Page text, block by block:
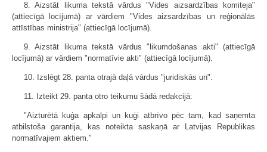
8. Aizstāt likuma tekstā vārdus "Vides aizsardzības komiteja"
(attiecīgā locījumā) ar vārdiem "Vides aizsardzības un reģionālās
attīstības ministrija" (attiecīgā locījumā).
9. Aizstāt likuma tekstā vārdus "likumdošanas akti" (attiecīgā
locījumā) ar vārdiem "normatīvie akti" (attiecīgā locījumā).
10. Izslēgt 28. panta otrajā daļā vārdus "juridiskās un".
11. Izteikt 29. panta otro teikumu šādā redakcijā:
"Aizturētā kuģa apkalpi un kuģi atbrīvo pēc tam, kad saņemta
atbilstoša garantija, kas noteikta saskaņā ar Latvijas Republikas
normatīvajiem aktiem."